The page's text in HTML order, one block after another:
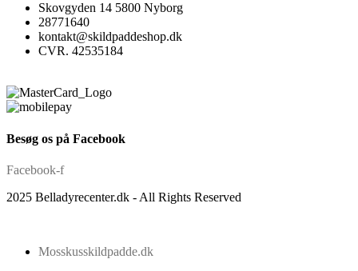
Skovgyden 14 5800 Nyborg
28771640
kontakt@skildpaddeshop.dk
CVR. 42535184
Besøg os på Facebook
Facebook-f
2025 Belladyrecenter.dk - All Rights Reserved
Mosskusskildpadde.dk